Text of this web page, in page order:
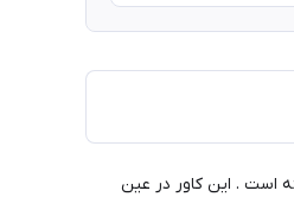
است . این کاور در عین